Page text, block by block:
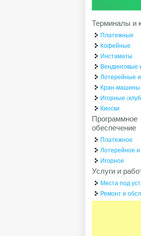
Терминалы и
Платежные
Кофейные
Инстаматы
Вендинговые
Лотерейные
Кран-машины
Игорные
Киоски
Программное
обеспечение
Платежное
Лотерейное
Игорное
Услуги и
Места под
Ремонт и